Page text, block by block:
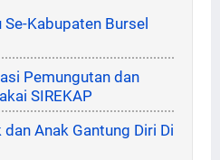
Kabupaten Bursel
Pemungutan dan
SIREKAP
Anak Gantung Diri Di